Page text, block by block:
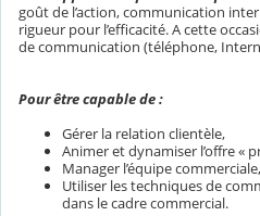
goût de l’action, communication
rigueur pour l’efficacité. A cette
de communication (téléphone,
Pour être capable de :
Gérer la relation clientèle,
Animer et dynamiser l’offre «
Manager l’équipe commerciale,
Utiliser les techniques de
dans le cadre commercial.